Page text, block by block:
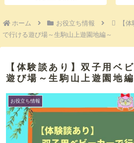
ホーム お役立ち情報
【
で行ける遊び場～生駒山上遊園地編～
【体験談あり】双子用ベ
遊び場～生駒山上遊園地編
お役立ち情報